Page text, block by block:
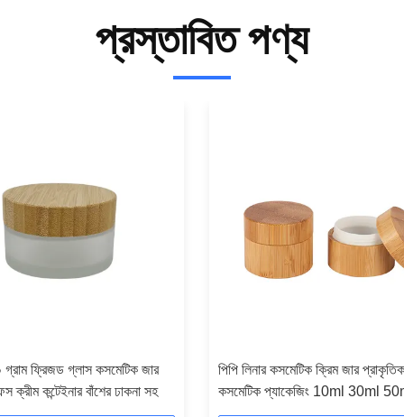
প্রস্তাবিত পণ্য
ফ্রিজড গ্লাস কসমেটিক জার
ক্রীম কন্টেইনার বাঁশের ঢাকনা সহ
পিপি লিনার কসমেটিক ক্রিম জার
কসমেটিক প্যাকেজিং 10ml 30ml
100ml 150ml 200ml 250ml